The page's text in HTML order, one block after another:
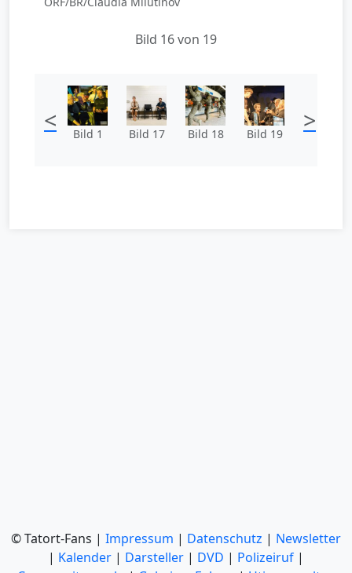
Bild 16 von 19
< Bild 1 Bild 17 Bild 18 Bild 19 >
© Tatort-Fans | Impressum | Datenschutz | Newsletter
| Kalender | Darsteller | DVD | Polizeiruf |